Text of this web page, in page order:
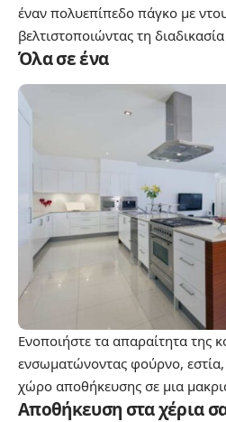
έναν πολυεπίπεδο πάγκο με
βελτιστοποιώντας τη
Όλα σε ένα
Ενοποιήστε τα απαραίτητα της
ενσωματώνοντας φούρνο,
χώρο αποθήκευσης σε μια
Αποθήκευση στα χέρια